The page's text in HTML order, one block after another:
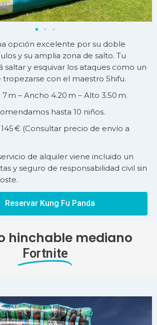
opción excelente por su doble
y su amplia zona de salto. Tu
y esquivar los ataques como un
tropezarse con el maestro Shifu.
7 m – Ancho 4.20 m – Alto 3.50 m.
hasta 10 niños.
145 € (Consultar precio de envío a
de alquiler viene incluido un
y seguro de responsabilidad civil sin
Reservar Kung Fu Panda
hinchable mediano
Fortnite